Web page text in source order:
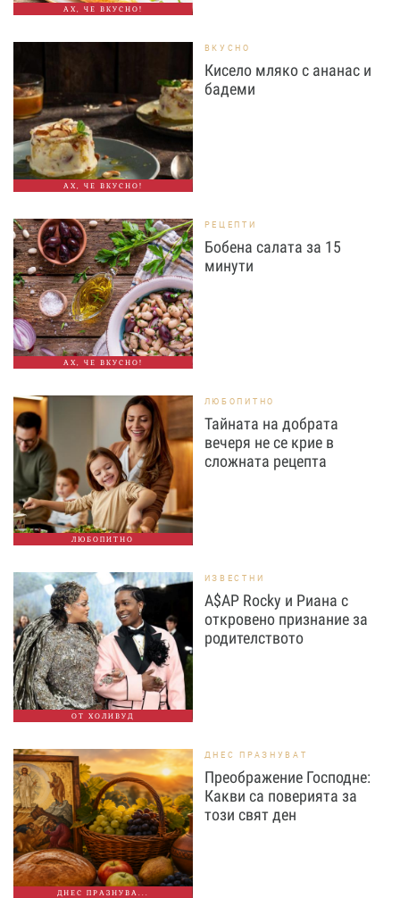
АХ, ЧЕ ВКУСНО!
АХ, ЧЕ ВКУСНО!
ВКУСНО
Кисело мляко с ананас и
бадеми
АХ, ЧЕ ВКУСНО!
РЕЦЕПТИ
Бобена салата за 15
минути
ЛЮБОПИТНО
ЛЮБОПИТНО
Тайната на добрата
вечеря не се крие в
сложната рецепта
ОТ ХОЛИВУД
ИЗВЕСТНИ
A$AP Rocky и Риана с
откровено признание за
родителството
ДНЕС ПРАЗНУВА...
ДНЕС ПРАЗНУВАТ
Преображение Господне:
Какви са поверията за
този свят ден